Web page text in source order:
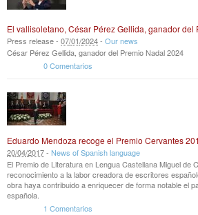
El vallisoletano, César Pérez Gellida, ganador del
Press release - 07/01/2024- Our news
César Pérez Gellida, ganador del Premio Nadal 2024
0 Comentarios
Eduardo Mendoza recoge el Premio Cervantes
20/04/2017- News of Spanish language
El Premio de Literatura en Lengua Castellana Miguel de
reconocimiento a la labor creadora de escritores
obra haya contribuido a enriquecer de forma notable el
española.
1 Comentarios